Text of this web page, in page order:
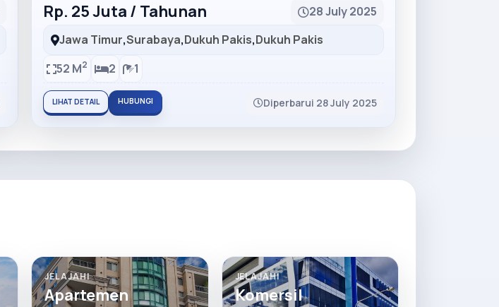
Rp. 25 Juta / Tahunan
28 July 2025
Jawa Timur,Surabaya,Dukuh Pakis,Dukuh Pakis
52 M2 2 1
LIHAT DETAIL HUBUNGI Diperbarui 28 July 2025
JELAJAHI
Apartemen
JELAJAHI
Komersil